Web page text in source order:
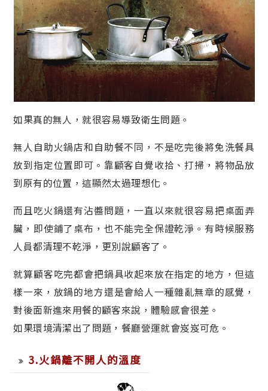
如果真的無人，就很容易導致衛生問題。
無人自助火鍋店和自助餐不同，不是吃完後將免洗餐具
放到指定位置即可。靠顧客自覺收拾、打掃，將物品放
到原有的位置，這顯然太過理想化。
而且吃火鍋還有沾醬問題，一直以來就很容易把桌面弄
臟，即使鋪了桌布，也不能完全保證乾淨。有時候服務
人員都清理不乾淨，更別說顧客了。
就算顧客吃完都會把鍋具收起來放在指定的地方，但這
樣一來，放鍋的地方還是會給人一種雜亂無章的感覺，
對後面新進來用餐的顧客來說，體驗感會很差。
如果環境清潔出了問題，餐廳營運就會岌岌可危。
3.火鍋離不開人的溫度